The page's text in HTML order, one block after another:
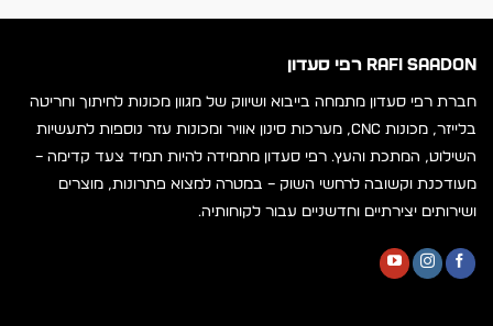
RAFI SAADON רפי סעדון
חברת רפי סעדון מתמחה בייבוא ושיווק של מגוון מכונות לחיתוך וחריטה
בלייזר, מכונות CNC, מערכות סינון אוויר ומכונות עזר נוספות לתעשיות
השילוט, המתכת והעץ. רפי סעדון מתמידה להיות תמיד צעד קדימה –
מעודכנת וקשובה לרחשי השוק – במטרה למצוא פתרונות, מוצרים
ושירותים יצירתיים וחדשניים עבור לקוחותיה.